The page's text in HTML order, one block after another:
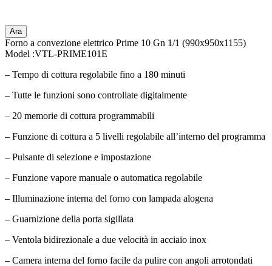
Ara
Forno a convezione elettrico Prime 10 Gn 1/1 (990x950x1155)
Model :VTL-PRIME101E
– Tempo di cottura regolabile fino a 180 minuti
– Tutte le funzioni sono controllate digitalmente
– 20 memorie di cottura programmabili
– Funzione di cottura a 5 livelli regolabile all’interno del programma
– Pulsante di selezione e impostazione
– Funzione vapore manuale o automatica regolabile
– Illuminazione interna del forno con lampada alogena
– Guarnizione della porta sigillata
– Ventola bidirezionale a due velocità in acciaio inox
– Camera interna del forno facile da pulire con angoli arrotondati